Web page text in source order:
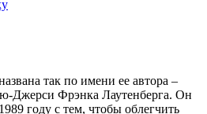
так по имени ее автора –
Джерси Фрэнка Лаутенберга. Он
году с тем, чтобы облегчить